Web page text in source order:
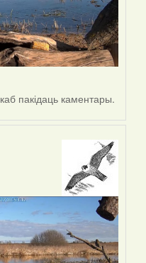
каб пакідаць каментары.